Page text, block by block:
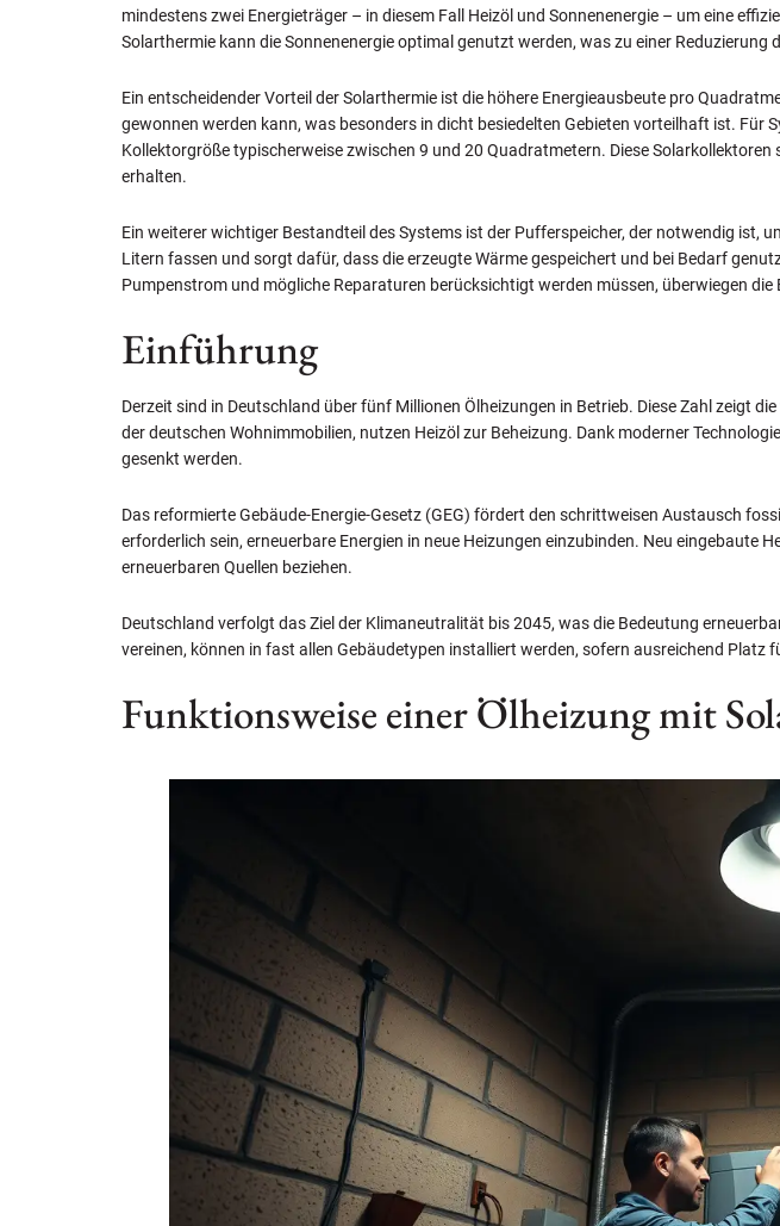
mindestens zwei Energieträger – in diesem Fall Heizöl und Sonnenenergie – um eine
Solarthermie kann die Sonnenenergie optimal genutzt werden, was zu einer Reduzierung
Ein entscheidender Vorteil der Solarthermie ist die höhere Energieausbeute pro
gewonnen werden kann, was besonders in dicht besiedelten Gebieten vorteilhaft ist.
Kollektorgröße typischerweise zwischen 9 und 20 Quadratmetern. Diese
erhalten.
Ein weiterer wichtiger Bestandteil des Systems ist der Pufferspeicher, der notwendig ist,
Litern fassen und sorgt dafür, dass die erzeugte Wärme gespeichert und bei Bedarf
Pumpenstrom und mögliche Reparaturen berücksichtigt werden müssen, überwiegen
Einführung
Derzeit sind in Deutschland über fünf Millionen Ölheizungen in Betrieb. Diese Zahl zeigt
der deutschen Wohnimmobilien, nutzen Heizöl zur Beheizung. Dank moderner
gesenkt werden.
Das reformierte Gebäude-Energie-Gesetz (GEG) fördert den schrittweisen Austausch
erforderlich sein, erneuerbare Energien in neue Heizungen einzubinden. Neu eingebaute
erneuerbaren Quellen beziehen.
Deutschland verfolgt das Ziel der Klimaneutralität bis 2045, was die Bedeutung
vereinen, können in fast allen Gebäudetypen installiert werden, sofern ausreichend Platz
Funktionsweise einer Ölheizung mit